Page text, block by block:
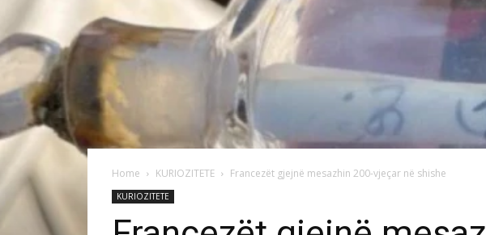
Home KURIOZITETE Francezët gjejnë mesazhin 200-vjeçar në shishe
KURIOZITETE